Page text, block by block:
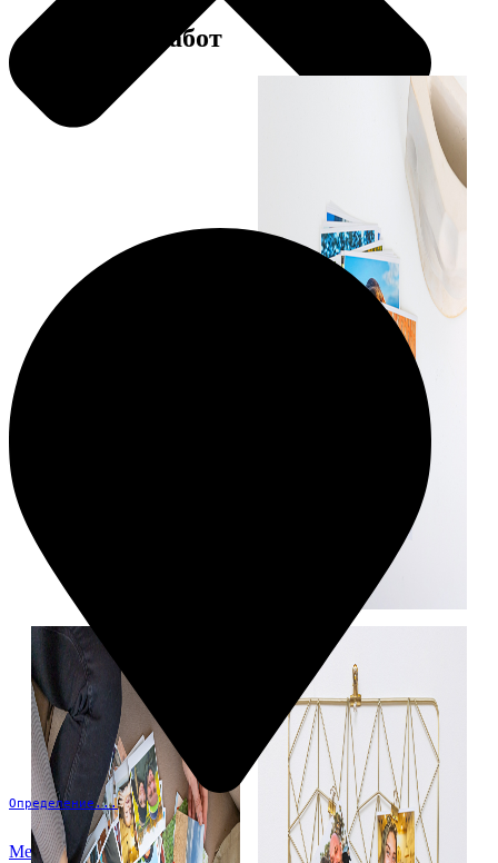
Определение...
Меню
Примеры работ